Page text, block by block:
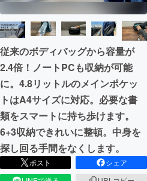
ビジネス・起業
まちづくり・地域活性化
CAMPFIRE for Social Good
CAMPFIREふるさと納税
従来のボディバッグから容量が
2.4倍！ノートPCも収納が可能
に。4.8リットルのメインポケッ
トはA4サイズに対応。必要な書
類をスマートに持ち歩けます。
6+3収納できれいに整頓。中身を
探し回る手間をなくします。
ポスト
シェア